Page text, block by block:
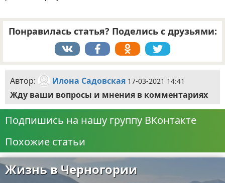
Понравилась статья? Поделись с друзьями:
Автор: Илона Садовская 17-03-2021 14:41
Жду ваши вопросы и мнения в комментариях
Подпишись на нашу группу ВКонтакте
Похожие статьи
Жизнь в Черногории